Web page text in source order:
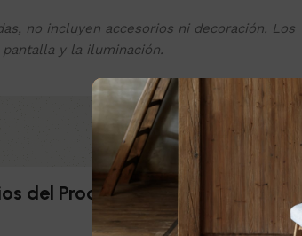
no incluyen accesorios ni decoración. Los
y la iluminación.
del Producto: